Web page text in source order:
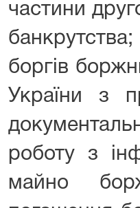
частини
боргів
України з
роботу з
майно